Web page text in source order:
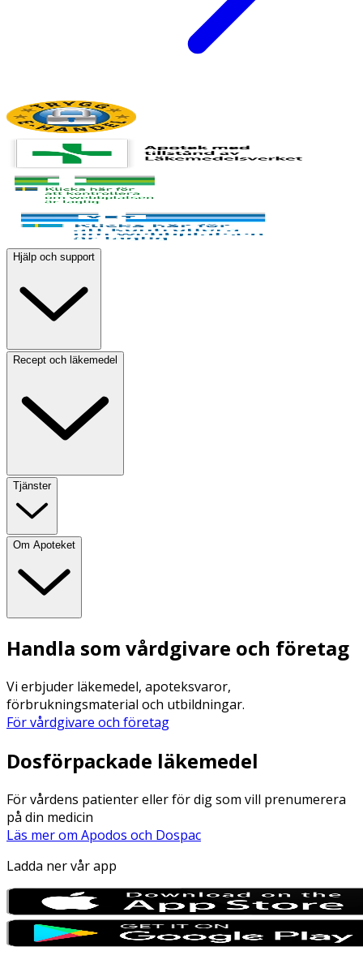
Hjälp och support
Recept och läkemedel
Tjänster
Om Apoteket
Handla som vårdgivare och företag
Vi erbjuder läkemedel, apoteksvaror,
förbrukningsmaterial och utbildningar.
För vårdgivare och företag
Dosförpackade läkemedel
För vårdens patienter eller för dig som vill prenumerera
på din medicin
Läs mer om Apodos och Dospac
Ladda ner vår app